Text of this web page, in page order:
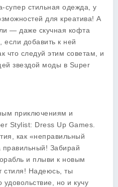
супер стильная одежда, у
для креатива! А
— даже скучная кофта
добавить к ней
что следуй этим советам, и
звездой моды в Super
приключениям и
Stylist: Dress Up Games
как «неправильный
правильный! Забирай
и плыви к новым
стиля! Надеюсь, ты
но и кучу